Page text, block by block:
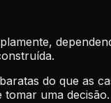
do que as
tomar uma decisão.